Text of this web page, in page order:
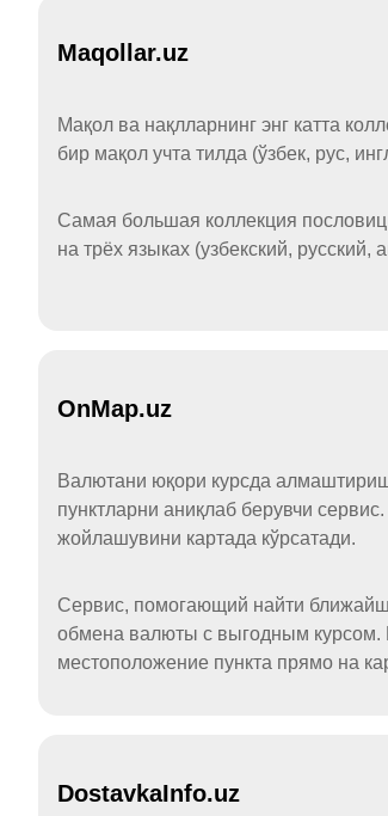
Maqollar.uz
Мақол ва нақлларнинг энг катта
бир мақол учта тилда (ўзбек, рус,
Самая большая коллекция пословиц
на трёх языках (узбекский, русский,
OnMap.uz
Валютани юқори курсда
пунктларни аниқлаб берувчи
жойлашувини картада кўрсатади.
Сервис, помогающий найти
обмена валюты с выгодным курсом.
местоположение пункта прямо на
DostavkaInfo.uz